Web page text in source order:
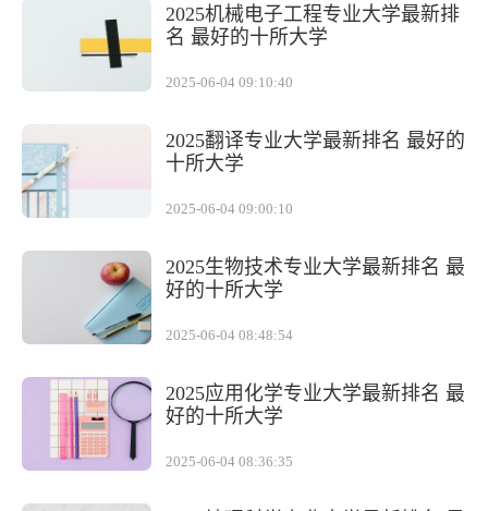
2025机械电子工程专业大学最新排
名 最好的十所大学
2025-06-04 09:10:40
2025翻译专业大学最新排名 最好的
十所大学
2025-06-04 09:00:10
2025生物技术专业大学最新排名 最
好的十所大学
2025-06-04 08:48:54
2025应用化学专业大学最新排名 最
好的十所大学
2025-06-04 08:36:35